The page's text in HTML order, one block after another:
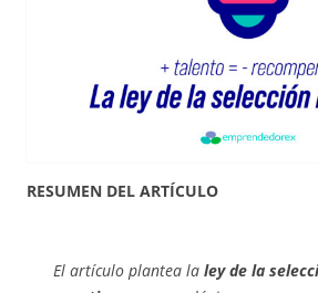
RESUMEN DEL ARTÍCULO
El artículo plantea la ley de la